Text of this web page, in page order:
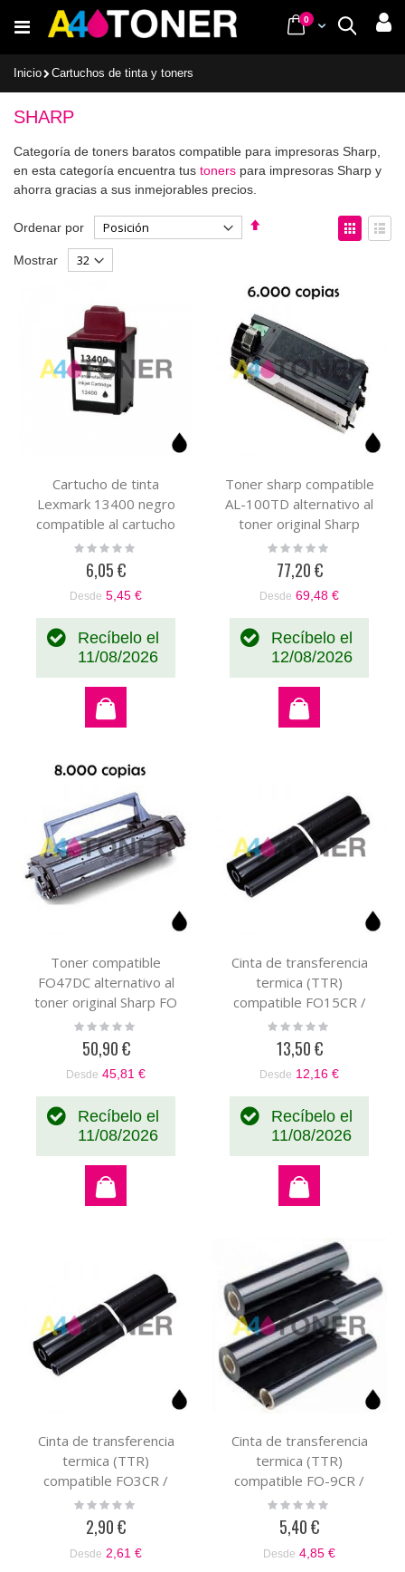
al
Buscar
Cart
0items
Inicio Cartuchos de tinta y toners
SHARP
Categoría de toners baratos compatible para impresoras Sharp,
en esta categoría encuentra tus toners para impresoras Sharp y
ahorra gracias a sus inmejorables precios.
Ordenar por
Fijar
Ver
como
Mostrar
Cartucho de tinta
Lexmark 13400 negro
compatible al cartucho
original Lexmark
13400HC
Rating:
6,05 €
Desde 5,45 €
Recíbelo el
11/08/2026
Toner sharp compatible
AL-100TD alternativo al
toner original Sharp
AL100TD
Rating:
77,20 €
Desde 69,48 €
Recíbelo el
12/08/2026
Toner compatible
FO47DC alternativo al
toner original Sharp FO
47 DC
Rating:
50,90 €
Desde 45,81 €
Recíbelo el
11/08/2026
Cinta de transferencia
termica (TTR)
compatible FO15CR /
UXCR15 alternativo a la
cinta de transferencia
térmica original FO-15CR
/ UX-CR15
Rating:
13,50 €
Desde 12,16 €
Recíbelo el
11/08/2026
Cinta de transferencia
termica (TTR)
compatible FO3CR /
UXC3R genérico a la
cinta de transferencia
termica original UX-3CR /
FO-3CR
Rating:
2,90 €
Desde 2,61 €
Cinta de transferencia
termica (TTR)
compatible FO-9CR /
FO9CR / UX-9CR /
UX9CR
Rating:
5,40 €
Desde 4,85 €